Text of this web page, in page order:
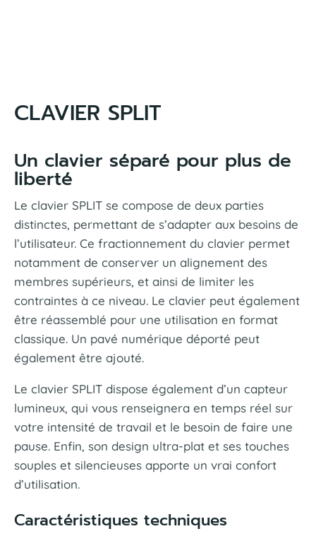
CLAVIER SPLIT
Un clavier séparé pour plus de
liberté
Le clavier SPLIT se compose de deux parties
distinctes, permettant de s’adapter aux besoins de
l’utilisateur. Ce fractionnement du clavier permet
notamment de conserver un alignement des
membres supérieurs, et ainsi de limiter les
contraintes à ce niveau. Le clavier peut également
être réassemblé pour une utilisation en format
classique. Un pavé numérique déporté peut
également être ajouté.
Le clavier SPLIT dispose également d’un capteur
lumineux, qui vous renseignera en temps réel sur
votre intensité de travail et le besoin de faire une
pause. Enfin, son design ultra-plat et ses touches
souples et silencieuses apporte un vrai confort
d’utilisation.
Caractéristiques techniques